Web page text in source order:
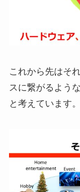
これから先はそ
スに繋がるよう
と考えています。